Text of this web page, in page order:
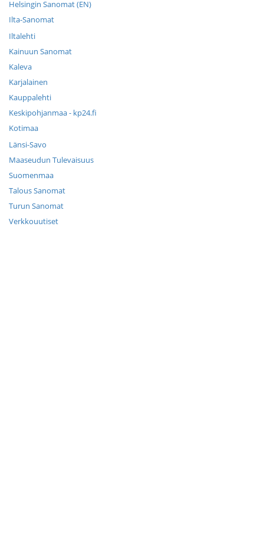
Helsingin Sanomat (EN)
Ilta-Sanomat
Iltalehti
Kainuun Sanomat
Kaleva
Karjalainen
Kauppalehti
Keskipohjanmaa - kp24.fi
Kotimaa
Länsi-Savo
Maaseudun Tulevaisuus
Suomenmaa
Talous Sanomat
Turun Sanomat
Verkkouutiset